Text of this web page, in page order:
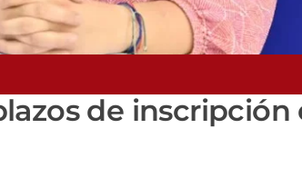
de inscripción